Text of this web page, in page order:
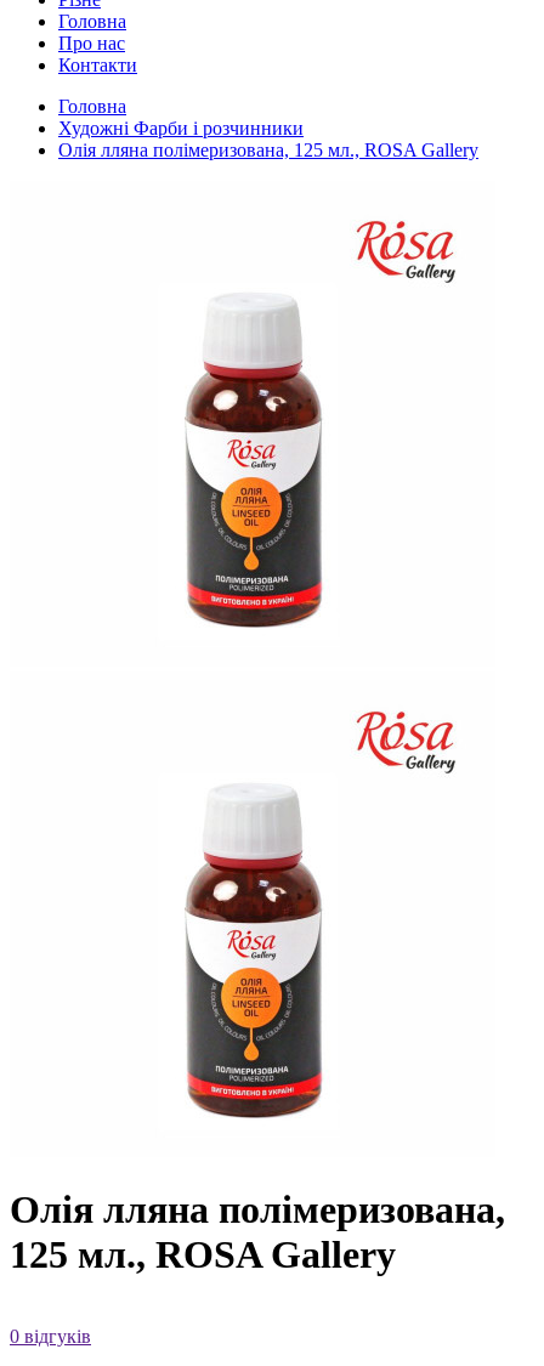
Головна
Про нас
Контакти
Головна
Художні Фарби і розчинники
Олія лляна полімеризована, 125 мл., ROSA Gallery
Олія лляна полімеризована,
125 мл., ROSA Gallery
0 відгуків